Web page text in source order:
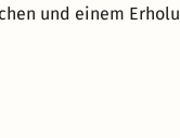
und einem